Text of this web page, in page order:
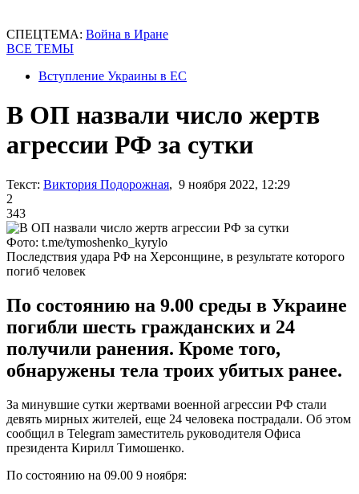
СПЕЦТЕМА: Война в Иране
ВСЕ ТЕМЫ
Вступление Украины в ЕС
В ОП назвали число жертв
агрессии РФ за сутки
Текст: Виктория Подорожная, 9 ноября 2022, 12:29
2
343
Фото: t.me/tymoshenko_kyrylo
Последствия удара РФ на Херсонщине, в результате которого
погиб человек
По состоянию на 9.00 среды в Украине
погибли шесть гражданских и 24
получили ранения. Кроме того,
обнаружены тела троих убитых ранее.
За минувшие сутки жертвами военной агрессии РФ стали
девять мирных жителей, еще 24 человека пострадали. Об этом
сообщил в Telegram заместитель руководителя Офиса
президента Кирилл Тимошенко.
По состоянию на 09.00 9 ноября: